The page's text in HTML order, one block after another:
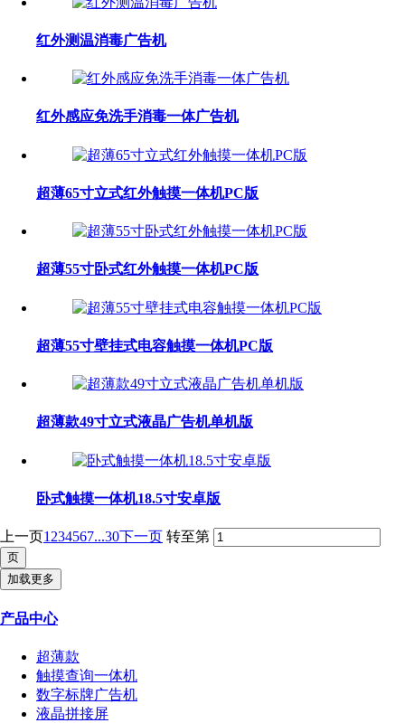
红外测温消毒广告机
红外感应免洗手消毒一体广告机
超薄65寸立式红外触摸一体机PC版
超薄55寸卧式红外触摸一体机PC版
超薄55寸壁挂式电容触摸一体机PC版
超薄款49寸立式液晶广告机单机版
卧式触摸一体机18.5寸安卓版
上一页1 234567...30下一页 转至第
加载更多
产品中心
超薄款
触摸查询一体机
数字标牌广告机
液晶拼接屏